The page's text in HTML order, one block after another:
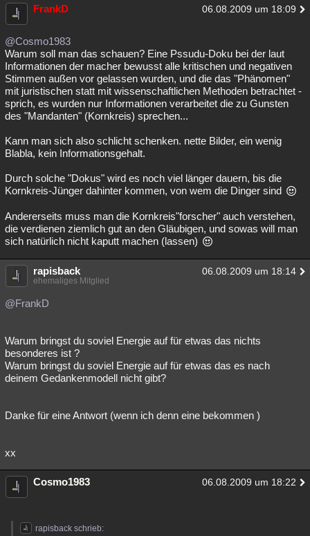
FrankD 06.08.2009 um 18:09
@Cosmo1983
Warum soll man das schauen? Eine Pssudu-Doku bei der laut
Informationen der macher bewusst alle kritischen und negativen
Stimmen außen vor gelassen wurden, und die das "Phänomen"
mit juristischen statt mit wissenschaftlichen Methoden betrachtet -
sprich, es wurden nur Informationen verarbeitet die zu Gunsten
des "Mandanten" (Kornkreis) sprechen...
Kann man sich also schlicht schenken. nette Bilder, ein wenig
Blabla, kein Informationsgehalt.
Durch solche "Dokus" wird es noch viel länger dauern, bis die
Kornkreis-Jünger dahinter kommen, von wem die Dinger sind
Andererseits muss man die Kornkreis"forscher" auch verstehen,
die verdienen ziemlich gut an den Gläubigen, und sowas will man
sich natürlich nicht kaputt machen (lassen)
rapisback 06.08.2009 um 18:14
ehemaliges Mitglied
@FrankD
Warum bringst du soviel Energie auf für etwas das nichts
besonderes ist ?
Warum bringst du soviel Energie auf für etwas das es nach
deinem Gedankenmodell nicht gibt?
Danke für eine Antwort (wenn ich denn eine bekommen )
xx
Cosmo1983 06.08.2009 um 18:22
rapisback schrieb: